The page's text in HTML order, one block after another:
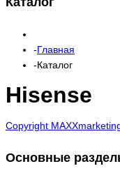
Главная
Каталог
Hisense
Copyright
Основные